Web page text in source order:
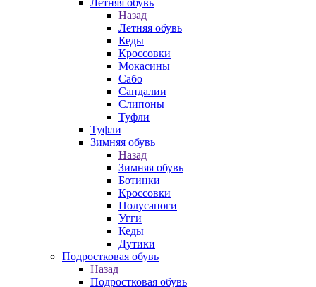
Летняя обувь
Назад
Летняя обувь
Кеды
Кроссовки
Мокасины
Сабо
Сандалии
Слипоны
Туфли
Туфли
Зимняя обувь
Назад
Зимняя обувь
Ботинки
Кроссовки
Полусапоги
Угги
Кеды
Дутики
Подростковая обувь
Назад
Подростковая обувь